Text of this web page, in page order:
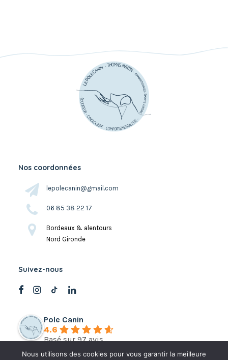
Nos coordonnées
lepolecanin@gmail.com
06 85 38 22 17
Bordeaux & alentours
Nord Gironde
Suivez-nous
Pole Canin
4.6
Basé sur 97 avis
Nous utilisons des cookies pour vous garantir la meilleure